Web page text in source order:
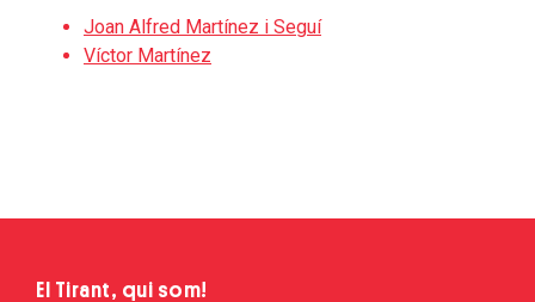
Joan Alfred Martínez i Seguí
Víctor Martínez
El Tirant, qui som!